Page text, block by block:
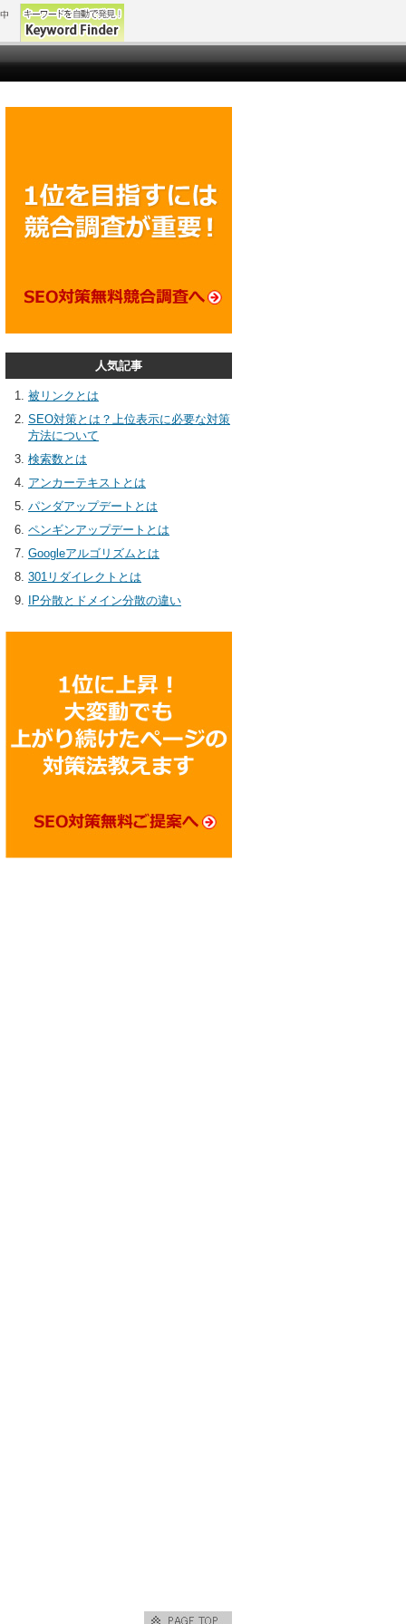
人気記事
被リンクとは
SEO対策とは？上位表示に必要な対策
方法について
検索数とは
アンカーテキストとは
パンダアップデートとは
ペンギンアップデートとは
Googleアルゴリズムとは
301リダイレクトとは
IP分散とドメイン分散の違い